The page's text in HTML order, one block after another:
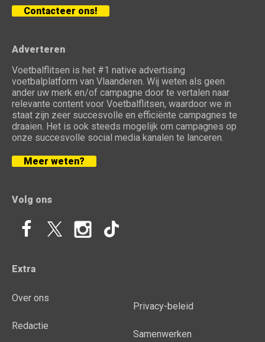
Contacteer ons!
Adverteren
Voetbalflitsen is het #1 native advertising
voetbalplatform van Vlaanderen. Wij weten als geen
ander uw merk en/of campagne door te vertalen naar
relevante content voor Voetbalflitsen, waardoor we in
staat zijn zeer succesvolle en efficiënte campagnes te
draaien. Het is ook steeds mogelijk om campagnes op
onze succesvolle social media kanalen te lanceren.
Meer weten?
Volg ons
Extra
Over ons
Redactie
Privacy-beleid
Samenwerken